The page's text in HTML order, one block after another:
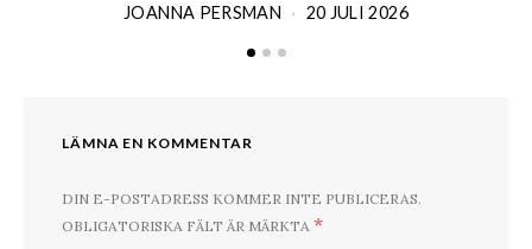
JOANNA PERSMAN 20 JULI 2026
LÄMNA EN KOMMENTAR
DIN E-POSTADRESS KOMMER INTE PUBLICERAS.
OBLIGATORISKA FÄLT ÄR MÄRKTA *